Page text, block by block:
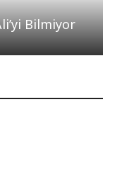
Bilmiyor